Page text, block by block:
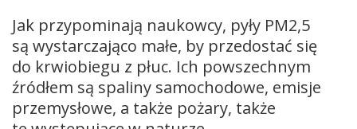
Jak przypominają naukowcy, pyły PM2,5
są wystarczająco małe, by przedostać się
do krwiobiegu z płuc. Ich powszechnym
źródłem są spaliny samochodowe, emisje
przemysłowe, a także pożary, także